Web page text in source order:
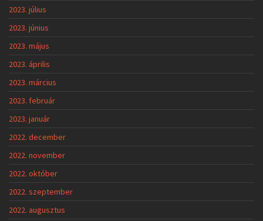
2023. július
2023. június
2023. május
2023. április
2023. március
2023. február
2023. január
2022. december
2022. november
2022. október
2022. szeptember
2022. augusztus